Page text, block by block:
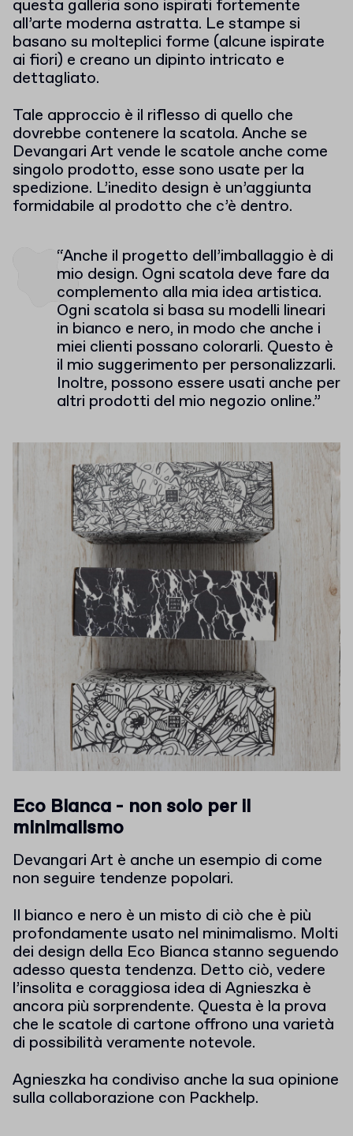
questa galleria sono ispirati fortemente
all’arte moderna astratta. Le stampe si
basano su molteplici forme (alcune ispirate
ai fiori) e creano un dipinto intricato e
dettagliato.
Tale approccio è il riflesso di quello che
dovrebbe contenere la scatola. Anche se
Devangari Art vende le scatole anche come
singolo prodotto, esse sono usate per la
spedizione. L’inedito design è un’aggiunta
formidabile al prodotto che c’è dentro.
“Anche il progetto dell’imballaggio è di
mio design. Ogni scatola deve fare da
complemento alla mia idea artistica.
Ogni scatola si basa su modelli lineari
in bianco e nero, in modo che anche i
miei clienti possano colorarli. Questo è
il mio suggerimento per personalizzarli.
Inoltre, possono essere usati anche per
altri prodotti del mio negozio online.”
Eco Bianca - non solo per il
minimalismo
Devangari Art è anche un esempio di come
non seguire tendenze popolari.
Il bianco e nero è un misto di ciò che è più
profondamente usato nel minimalismo. Molti
dei design della Eco Bianca stanno seguendo
adesso questa tendenza. Detto ciò, vedere
l’insolita e coraggiosa idea di Agnieszka è
ancora più sorprendente. Questa è la prova
che le scatole di cartone offrono una varietà
di possibilità veramente notevole.
Agnieszka ha condiviso anche la sua opinione
sulla collaborazione con Packhelp.